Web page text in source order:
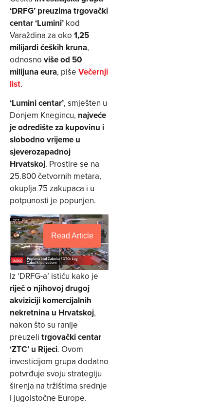
‘DRFG’ preuzima trgovački
centar ‘Lumini’ kod
Varaždina za oko 1,25
milijardi čeških kruna,
odnosno više od 50
milijuna eura, piše Večernji
list.
‘Lumini centar’, smješten u
Donjem Knegincu, najveće
je odredište za kupovinu i
slobodno vrijeme u
sjeverozapadnoj
Hrvatskoj. Prostire se na
25.800 četvornih metara,
okuplja 75 zakupaca i u
potpunosti je popunjen.
Read Article
Iz ‘DRFG-a’ ističu kako je
riječ o njihovoj drugoj
akviziciji komercijalnih
nekretnina u Hrvatskoj,
nakon što su ranije
preuzeli trgovački centar
‘ZTC’ u Rijeci. Ovom
investicijom grupa dodatno
potvrđuje svoju strategiju
širenja na tržištima srednje
i jugoistočne Europe.